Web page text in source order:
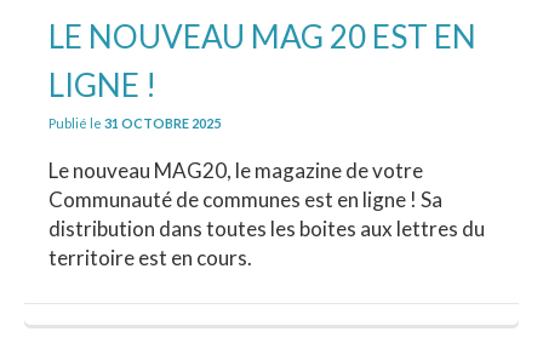
LE NOUVEAU MAG 20 EST EN
LIGNE !
Publié le 31 OCTOBRE 2025
Le nouveau MAG20, le magazine de votre
Communauté de communes est en ligne ! Sa
distribution dans toutes les boites aux lettres du
territoire est en cours.